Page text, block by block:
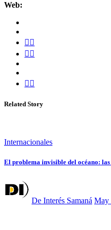
Web:
Related Story
Internacionales
El problema invisible del océano:
De Interés Samaná May